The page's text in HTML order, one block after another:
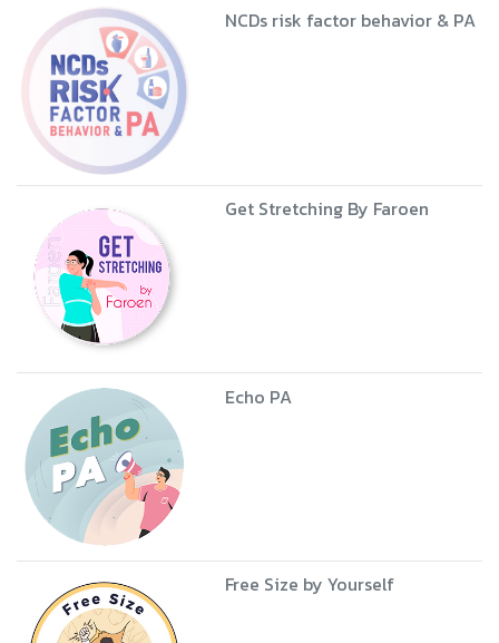
NCDs risk factor behavior & PA
Get Stretching By Faroen
Echo PA
Free Size by Yourself